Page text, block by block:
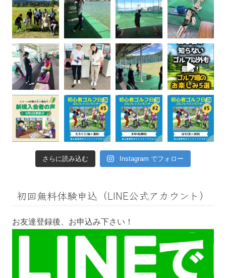
さらに読み込む Instagram でフォロー
初回無料体験申込（LINE公式アカウント）
お友達登録後、お申込み下さい！